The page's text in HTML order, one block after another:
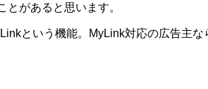
があると思います。
という機能。MyLink対応の広告主